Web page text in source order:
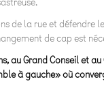
de la rue et défendre
de cap est
au Grand Conseil et
à gauche» où